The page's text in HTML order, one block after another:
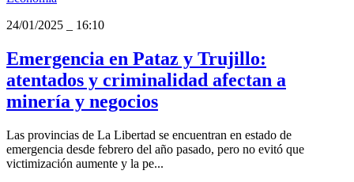
24/01/2025
16:10
Emergencia en Pataz y Trujillo:
atentados y criminalidad afectan a
minería y negocios
Las provincias de La Libertad se encuentran en estado de
emergencia desde febrero del año pasado, pero no evitó que
victimización aumente y la pe...